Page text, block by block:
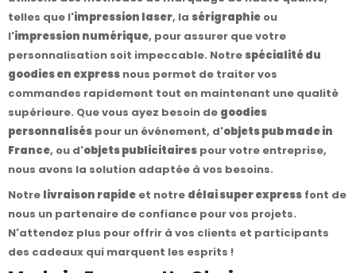
telles que l'impression laser, la sérigraphie ou
l'impression numérique, pour assurer que votre
personnalisation soit impeccable. Notrespécialité du
goodies en express nous permet de traiter vos
commandes rapidement tout en maintenant une qualité
supérieure. Que vous ayez besoin de goodies
personnalisés pour un événement, d'objets pub made in
France, ou d'objets publicitaires pour votre entreprise,
nous avons la solution adaptée à vos besoins.
Notre livraison rapide et notre délai super express font de
nous un partenaire de confiance pour vos projets.
N'attendez plus pour offrir à vos clients et participants
des cadeaux qui marquent les esprits !